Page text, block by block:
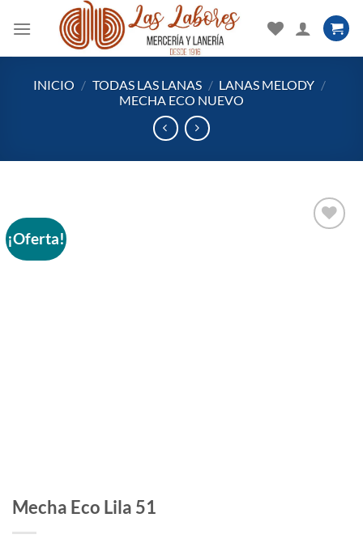
INICIO / TODAS LAS LANAS / LANAS MELODY /
MECHA ECO NUEVO
¡Oferta!
Mecha Eco Lila 51